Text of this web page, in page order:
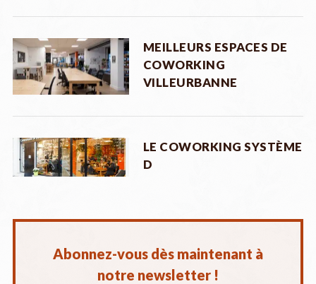
MEILLEURS ESPACES DE
COWORKING
VILLEURBANNE
LE COWORKING SYSTÈME
D
Abonnez-vous dès maintenant à
notre newsletter !